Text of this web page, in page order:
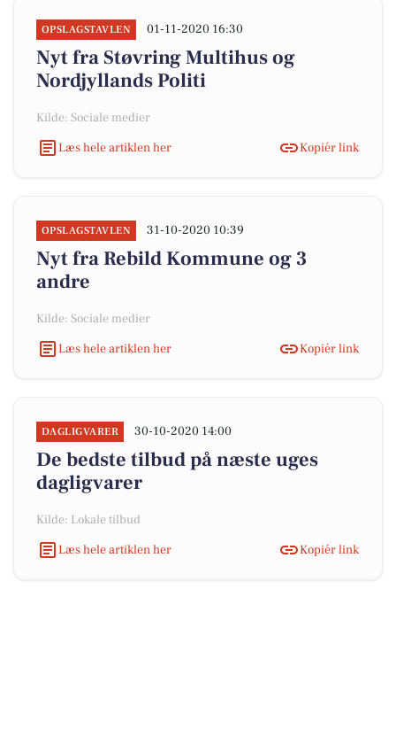
OPSLAGSTAVLEN 01-11-2020 16:30
Nyt fra Støvring Multihus og
Nordjyllands Politi
Kilde: Sociale medier
Læs hele artiklen her
Kopiér link
OPSLAGSTAVLEN 31-10-2020 10:39
Nyt fra Rebild Kommune og 3
andre
Kilde: Sociale medier
Læs hele artiklen her
Kopiér link
DAGLIGVARER 30-10-2020 14:00
De bedste tilbud på næste uges
dagligvarer
Kilde: Lokale tilbud
Læs hele artiklen her
Kopiér link